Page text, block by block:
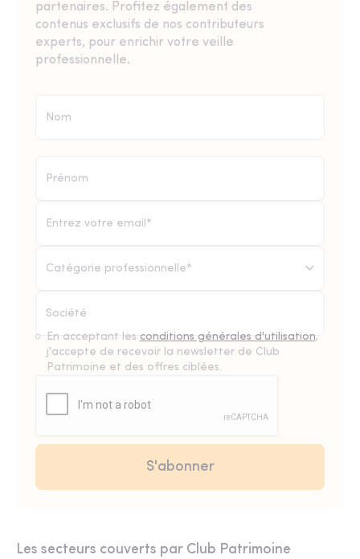
partenaires. Profitez également des
contenus exclusifs de nos contributeurs
experts, pour enrichir votre veille
professionnelle.
Catégorie professionnelle*
En acceptant les conditions générales d'utilisation,
j'accepte de recevoir la newsletter de Club
Patrimoine et des offres ciblées.
Les secteurs couverts par Club Patrimoine